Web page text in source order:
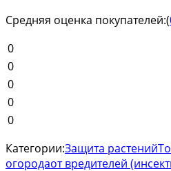
Средняя оценка покупателей:(
0
0
0
0
0
Категории:Защита растений
огородаот вредителей